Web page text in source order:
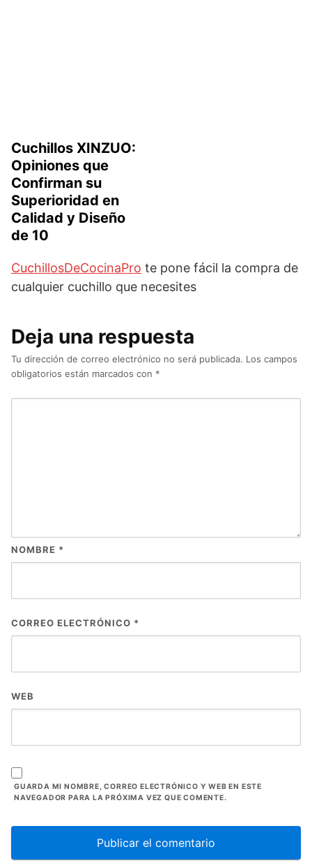
Cuchillos XINZUO:
Opiniones que
Confirman su
Superioridad en
Calidad y Diseño
de 10
CuchillosDeCocinaPro te pone fácil la compra de
cualquier cuchillo que necesites
Deja una respuesta
Tu dirección de correo electrónico no será publicada. Los campos
obligatorios están marcados con *
NOMBRE *
CORREO ELECTRÓNICO *
WEB
GUARDA MI NOMBRE, CORREO ELECTRÓNICO Y WEB EN ESTE
NAVEGADOR PARA LA PRÓXIMA VEZ QUE COMENTE.